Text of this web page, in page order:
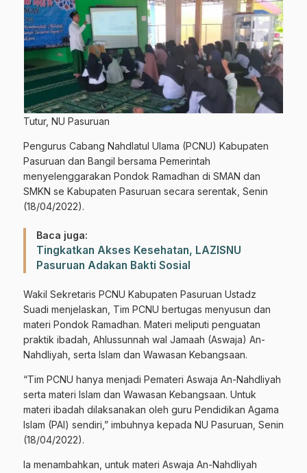
Tutur, NU Pasuruan
Pengurus Cabang Nahdlatul Ulama (PCNU) Kabupaten
Pasuruan dan Bangil bersama Pemerintah
menyelenggarakan Pondok Ramadhan di SMAN dan
SMKN se Kabupaten Pasuruan secara serentak, Senin
(18/04/2022).
Baca juga:
Tingkatkan Akses Kesehatan, LAZISNU
Pasuruan Adakan Bakti Sosial
Wakil Sekretaris PCNU Kabupaten Pasuruan Ustadz
Suadi menjelaskan, Tim PCNU bertugas menyusun dan
materi Pondok Ramadhan. Materi meliputi penguatan
praktik ibadah, Ahlussunnah wal Jamaah (Aswaja) An-
Nahdliyah, serta Islam dan Wawasan Kebangsaan.
“Tim PCNU hanya menjadi Pemateri Aswaja An-Nahdliyah
serta materi Islam dan Wawasan Kebangsaan. Untuk
materi ibadah dilaksanakan oleh guru Pendidikan Agama
Islam (PAI) sendiri,” imbuhnya kepada NU Pasuruan, Senin
(18/04/2022).
Ia menambahkan, untuk materi Aswaja An-Nahdliyah